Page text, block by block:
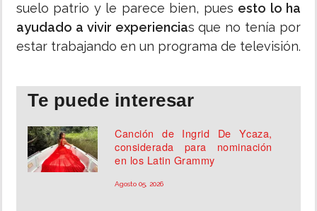
suelo patrio y le parece bien, pues esto lo ha
ayudado a vivir experiencias que no tenía por
estar trabajando en un programa de televisión.
Te puede interesar
Canción de Ingrid De Ycaza,
considerada para nominación
en los Latin Grammy
Agosto 05, 2026